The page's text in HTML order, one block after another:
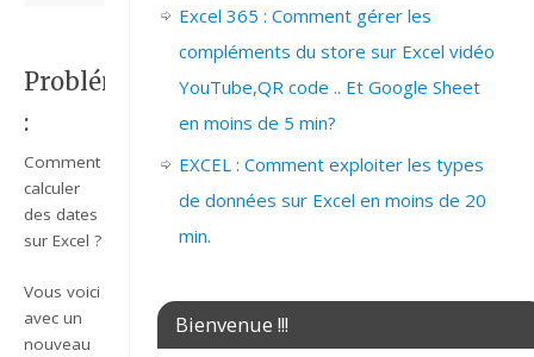
Problématique
:
Comment
calculer
des dates
sur Excel ?
Vous voici
avec un
nouveau
Excel 365 : Comment gérer les
compléments du store sur Excel vidéo
YouTube,QR code .. Et Google Sheet
en moins de 5 min?
EXCEL : Comment exploiter les types
de données sur Excel en moins de 20
min.
Bienvenue !!!